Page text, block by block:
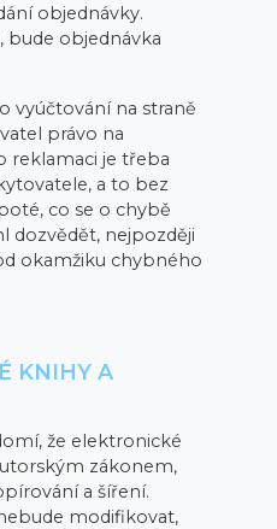
objednávky.
bude objednávka
vyúčtování na straně
právo na
reklamaci je třeba
a to bez
co se o chybě
dozvědět, nejpozději
okamžiku chybného
KNIHY A
že elektronické
zákonem,
a šíření.
modifikovat,